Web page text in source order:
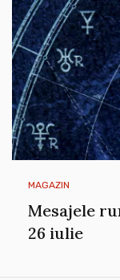
MAGAZIN
Mesajele
26 iulie